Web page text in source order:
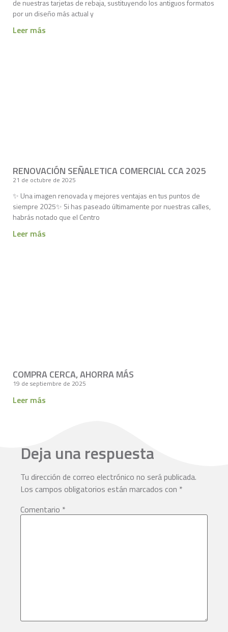
de nuestras tarjetas de rebaja, sustituyendo los antiguos formatos
por un diseño más actual y
Leer más
RENOVACIÓN SEÑALETICA COMERCIAL CCA 2025
21 de octubre de 2025
✨ Una imagen renovada y mejores ventajas en tus puntos de
siempre 2025✨ Si has paseado últimamente por nuestras calles,
habrás notado que el Centro
Leer más
COMPRA CERCA, AHORRA MÁS
19 de septiembre de 2025
Leer más
Deja una respuesta
Tu dirección de correo electrónico no será publicada.
Los campos obligatorios están marcados con *
Comentario *